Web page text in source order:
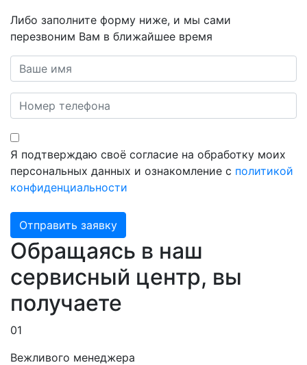
Либо заполните форму ниже, и мы сами
перезвоним Вам в ближайшее время
Я подтверждаю своё согласие на обработку моих
персональных данных и ознакомление с политикой
конфиденциальности
Отправить заявку
Обращаясь в наш
сервисный центр, вы
получаете
01
Вежливого менеджера